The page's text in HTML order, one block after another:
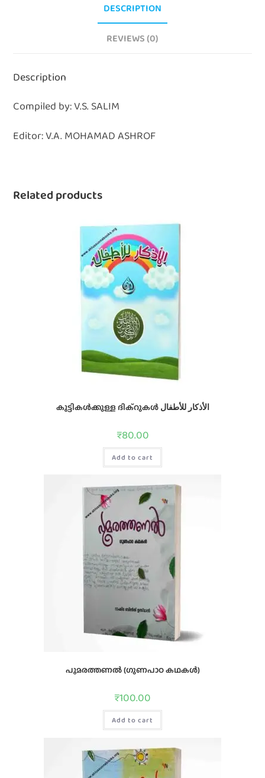
DESCRIPTION
REVIEWS (0)
Description
Compiled by: V.S. SALIM
Editor: V.A. MOHAMAD ASHROF
Related products
കുട്ടികള്‍ക്കുള്ള ദിക്റുകള്‍ الأذكار للأطفال
₹80.00
Add to cart
പൂമരത്തണൽ (ഗുണപാഠ കഥകൾ)
₹100.00
Add to cart